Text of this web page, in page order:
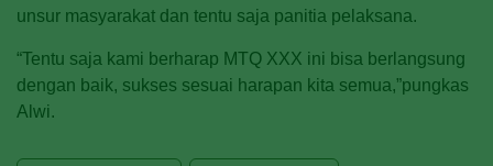
unsur masyarakat dan tentu saja panitia pelaksana.
“Tentu saja kami berharap MTQ XXX ini bisa berlangsung
dengan baik, sukses sesuai harapan kita semua,”pungkas
Alwi.